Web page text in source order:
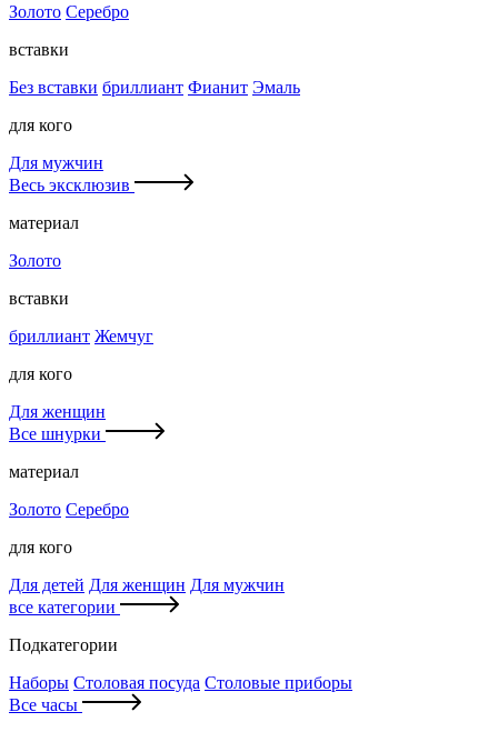
Золото Серебро
вставки
Без вставки бриллиант Фианит Эмаль
для кого
Для мужчин
Весь эксклюзив
материал
Золото
вставки
бриллиант Жемчуг
для кого
Для женщин
Все шнурки
материал
Золото Серебро
для кого
Для детей Для женщин Для мужчин
все категории
Подкатегории
Наборы Столовая посуда Столовые приборы
Все часы